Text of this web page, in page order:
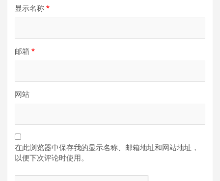
显示名称 *
邮箱 *
网站
在此浏览器中保存我的显示名称、邮箱地址和网站地址，
以便下次评论时使用。